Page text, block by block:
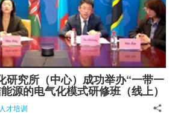
研究所（中心）成功举办“一带一
源的电气化模式研修班（线上）
人才培训